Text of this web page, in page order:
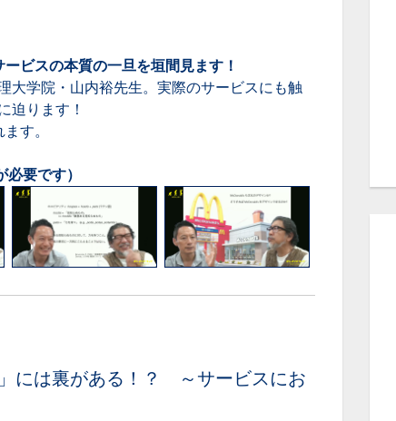
ビスの本質の一旦を垣間見ます！
大学院・山内裕先生。実際のサービスにも触
迫ります！
す。
要です）
には裏がある！？ ～サービスにお